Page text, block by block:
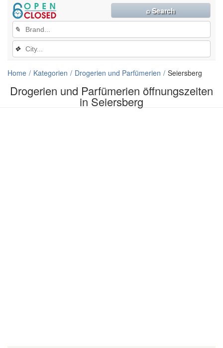
Drogerien und Parfümerien öffnungszeiten
in Seiersberg
✎
❖
⌕ Search
Home Kategorien Drogerien und Parfümerien Seiersberg